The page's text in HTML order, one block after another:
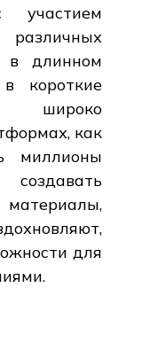
участием
в длинном
короткие
широко
как
миллионы
для